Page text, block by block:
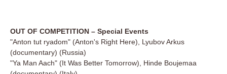
OUT OF COMPETITION – Special Events
"Anton tut ryadom" (Anton's Right Here), Lyubov Arkus
(documentary) (Russia)
"Ya Man Aach" (It Was Better Tomorrow), Hinde Boujemaa